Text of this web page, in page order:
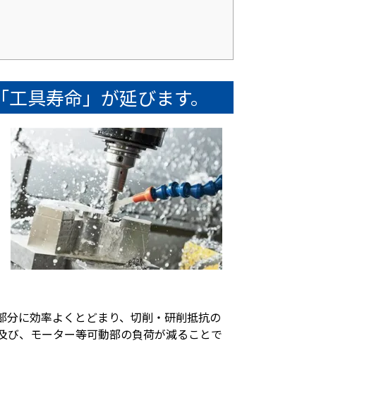
具寿命」が延びます。
に効率よくとどまり、切削・研削抵抗の
、モーター等可動部の負荷が減ることで